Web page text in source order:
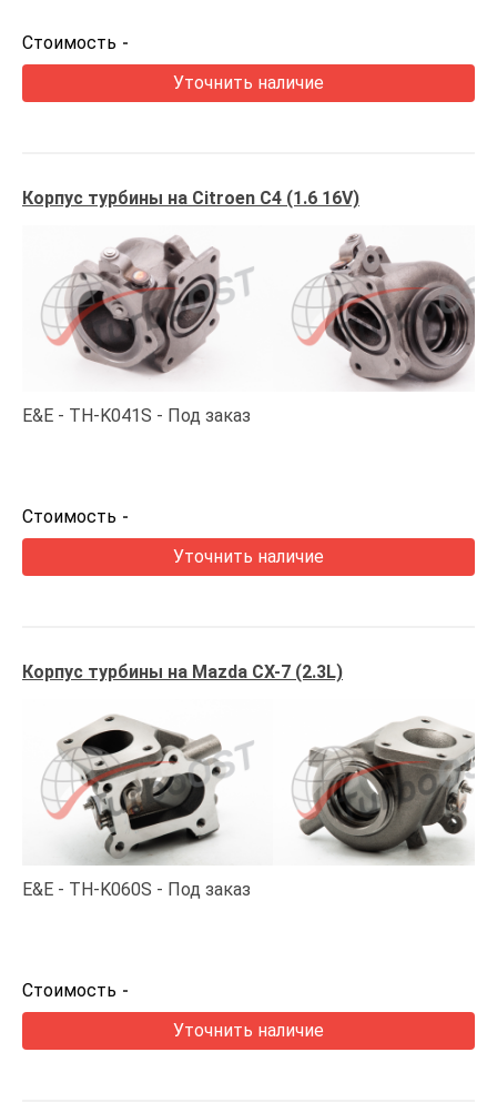
Стоимость -
Уточнить наличие
Корпус турбины на Citroen C4 (1.6 16V)
E&E TH-K041S Под заказ
Стоимость -
Уточнить наличие
Корпус турбины на Mazda CX-7 (2.3L)
E&E TH-K060S Под заказ
Стоимость -
Уточнить наличие